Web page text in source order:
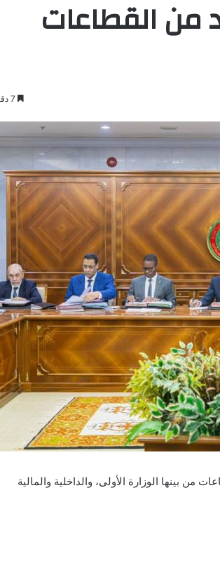
من القطاعات
بينها الوزارة الأولى، والداخلية والمالية